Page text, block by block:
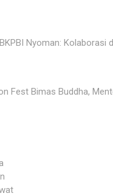
Nyoman: Kolaborasi
Fest Bimas Buddha,